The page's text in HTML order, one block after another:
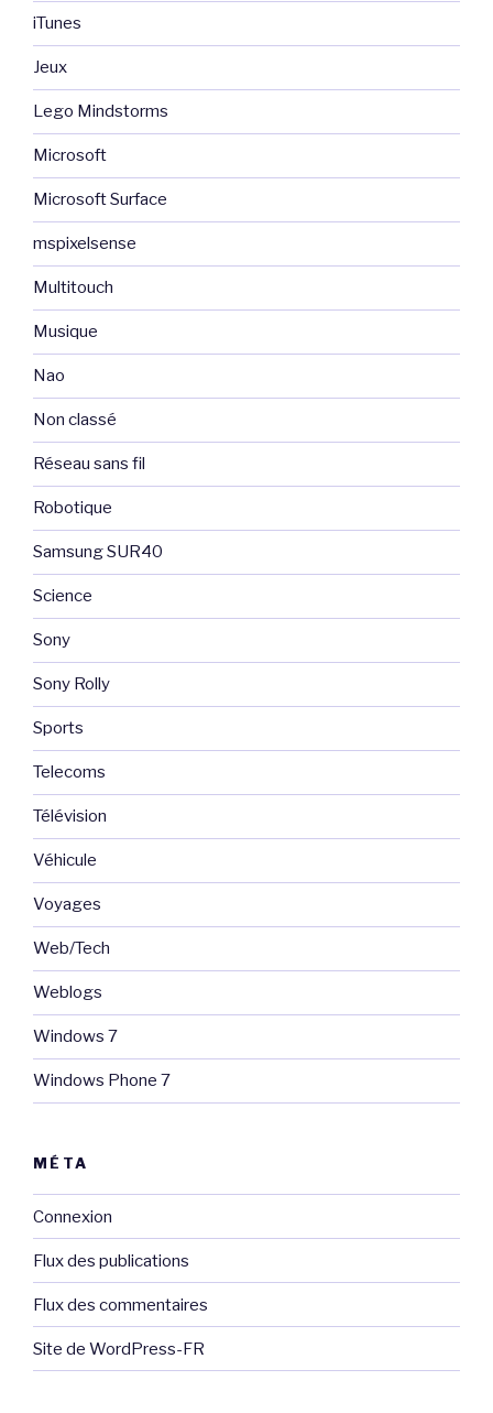
iTunes
Jeux
Lego Mindstorms
Microsoft
Microsoft Surface
mspixelsense
Multitouch
Musique
Nao
Non classé
Réseau sans fil
Robotique
Samsung SUR40
Science
Sony
Sony Rolly
Sports
Telecoms
Télévision
Véhicule
Voyages
Web/Tech
Weblogs
Windows 7
Windows Phone 7
MÉTA
Connexion
Flux des publications
Flux des commentaires
Site de WordPress-FR